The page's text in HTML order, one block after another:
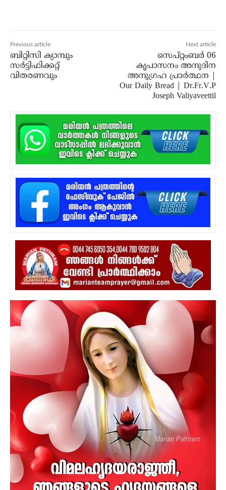
Previous article
ബിറ്റിസി ക്യാമ്പും
സര്‍ട്ടിഫിക്കറ്റ്
വിതരണവും
Next article
സെപ്‌റ്റംബർ 06
കൃപാസനം അനുദിന
അനുഗ്രഹ പ്രാർത്ഥന |
Our Daily Bread | Dr.Fr.V.P
Joseph Valiyaveettil